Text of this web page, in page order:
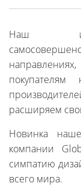
Наш
расширяем
Новинка
компании
симпатию
всего мира.